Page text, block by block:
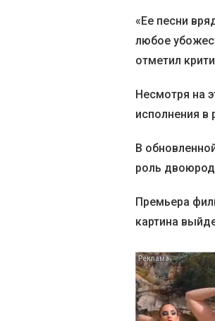
«Ее песни
любое
отметил
Несмотря на
исполнения в
В
роль
Премьера
картина